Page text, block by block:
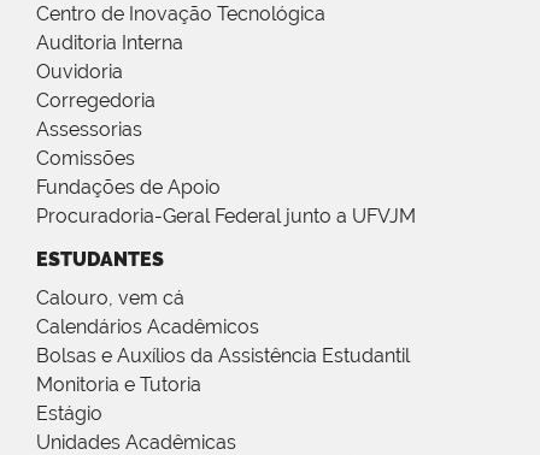
Centro de Inovação Tecnológica
Auditoria Interna
Ouvidoria
Corregedoria
Assessorias
Comissões
Fundações de Apoio
Procuradoria-Geral Federal junto a UFVJM
ESTUDANTES
Calouro, vem cá
Calendários Acadêmicos
Bolsas e Auxílios da Assistência Estudantil
Monitoria e Tutoria
Estágio
Unidades Acadêmicas